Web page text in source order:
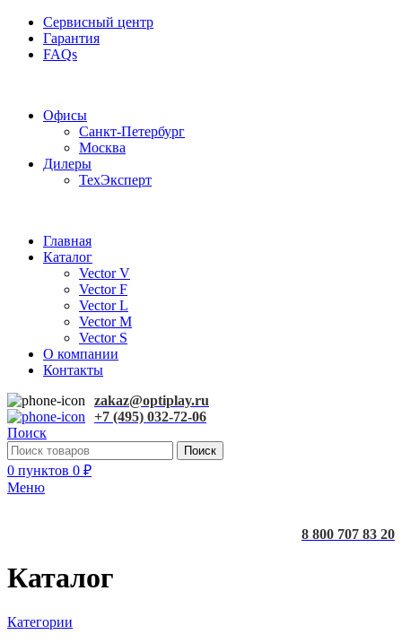
Сервисный центр
Гарантия
FAQs
Офисы
Санкт-Петербург
Москва
Дилеры
ТехЭксперт
Главная
Каталог
Vector V
Vector F
Vector L
Vector M
Vector S
О компании
Контакты
zakaz@optiplay.ru
+7 (495) 032-72-06
Поиск
Поиск
0 пунктов 0 ₽
Меню
8 800 707 83 20
Каталог
Категории